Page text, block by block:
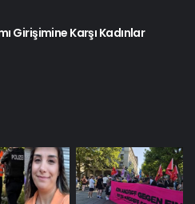
Girişimine Karşı Kadınlar